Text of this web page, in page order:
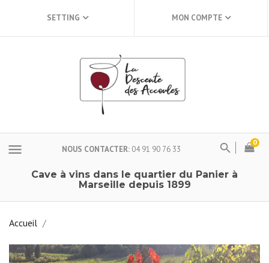
SETTING MON COMPTE
menu NOUS CONTACTER 04 91 90 76 33
0
Cave à vins dans le quartier du Panier à
Marseille depuis 1899
Accueil